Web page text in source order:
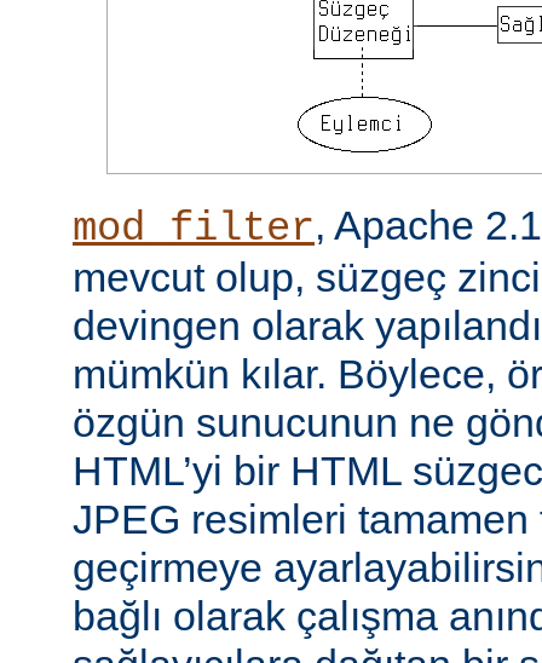
mod_filter, Apache
mevcut olup, süzgeç
devingen olarak
mümkün kılar. Böylece,
özgün sunucunun ne
HTML’yi bir HTML
JPEG resimleri tamamen
geçirmeye
bağlı olarak çalışma